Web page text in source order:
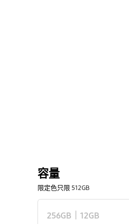
容量
限定色只限 512GB
256GB｜12GB